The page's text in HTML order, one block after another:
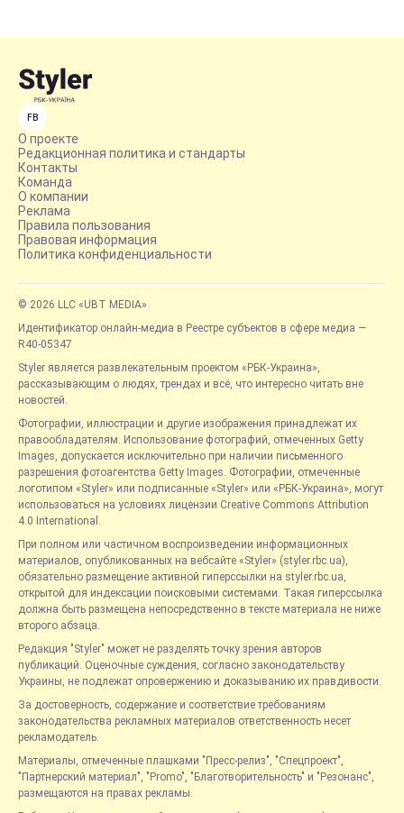
FB
О проекте
Редакционная политика и стандарты
Контакты
Команда
О компании
Реклама
Правила пользования
Правовая информация
Политика конфиденциальности
© 2026 LLC «UBT MEDIA»
Идентификатор онлайн-медиа в Реестре субъектов в сфере медиа —
R40-05347
Styler является развлекательным проектом «РБК-Украина»,
рассказывающим о людях, трендах и всё, что интересно читать вне
новостей.
Фотографии, иллюстрации и другие изображения принадлежат их
правообладателям. Использование фотографий, отмеченных Getty
Images, допускается исключительно при наличии письменного
разрешения фотоагентства Getty Images. Фотографии, отмеченные
логотипом «Styler» или подписанные «Styler» или «РБК-Украина», могут
использоваться на условиях лицензии Creative Commons Attribution
4.0 International.
При полном или частичном воспроизведении информационных
материалов, опубликованных на вебсайте «Styler» (styler.rbc.ua),
обязательно размещение активной гиперссылки на styler.rbc.ua,
открытой для индексации поисковыми системами. Такая гиперссылка
должна быть размещена непосредственно в тексте материала не ниже
второго абзаца.
Редакция "Styler" может не разделять точку зрения авторов
публикаций. Оценочные суждения, согласно законодательству
Украины, не подлежат опровержению и доказыванию их правдивости.
За достоверность, содержание и соответствие требованиям
законодательства рекламных материалов ответственность несет
рекламодатель.
Материалы, отмеченные плашками "Пресс-релиз", "Спецпроект",
"Партнерский материал", "Promo", "Благотворительность" и "Резонанс",
размещаются на правах рекламы.